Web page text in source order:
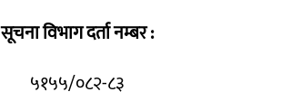
सूचना विभाग दर्ता नम्बर :
५१५५/०८२-८३